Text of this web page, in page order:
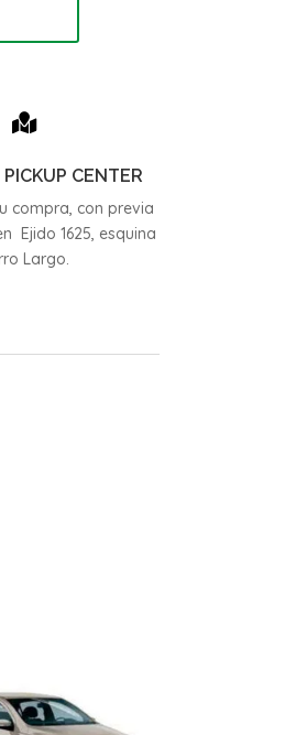

CENTER
compra, con previa
Ejido 1625, esquina
Largo.